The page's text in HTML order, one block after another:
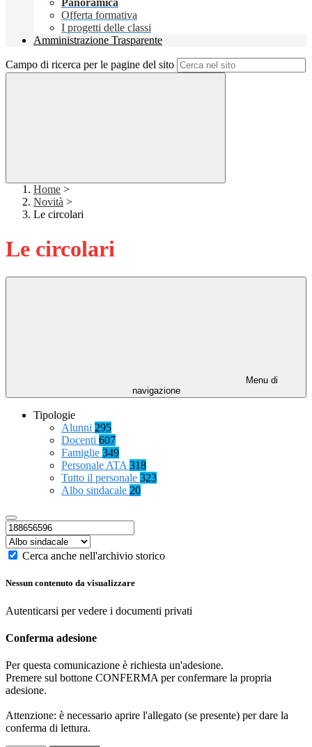
Panoramica
Offerta formativa
I progetti delle classi
Amministrazione Trasparente
Campo di ricerca per le pagine del sito
Home >
Novità >
Le circolari
Le circolari
Menu di
navigazione
Tipologie
Alunni 295
Docenti 607
Famiglie 349
Personale ATA 318
Tutto il personale 323
Albo sindacale 20
Cerca anche nell'archivio storico
Nessun contenuto da visualizzare
Autenticarsi per vedere i documenti privati
Conferma adesione
Per questa comunicazione è richiesta un'adesione.
Premere sul bottone CONFERMA per confermare la propria
adesione.
Attenzione: è necessario aprire l'allegato (se presente) per dare la
conferma di lettura.